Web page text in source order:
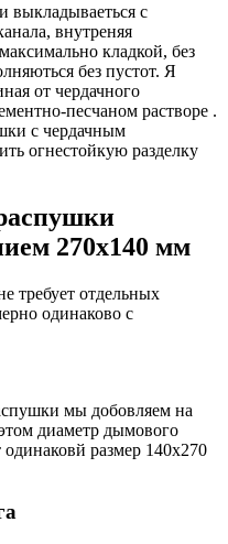
выкладываеться с
внутреняя
кладкой, без
без пустот. Я
от чердачного
песчаном растворе .
с чердачным
огнестойкую разделку
270х140 мм
требует отдельных
одинаково с
мы добовляем на
диаметр дымового
размер 140х270